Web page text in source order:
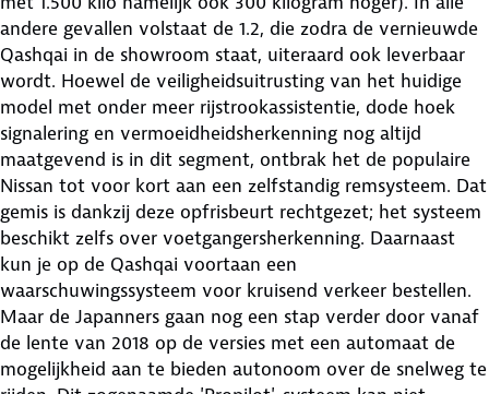
andere gevallen volstaat de 1.2, die zodra de vernieuwde
Qashqai in de showroom staat, uiteraard ook leverbaar
wordt. Hoewel de veiligheidsuitrusting van het huidige
model met onder meer rijstrookassistentie, dode hoek
signalering en vermoeidheidsherkenning nog altijd
maatgevend is in dit segment, ontbrak het de populaire
Nissan tot voor kort aan een zelfstandig remsysteem. Dat
gemis is dankzij deze opfrisbeurt rechtgezet; het systeem
beschikt zelfs over voetgangersherkenning. Daarnaast
kun je op de Qashqai voortaan een
waarschuwingssysteem voor kruisend verkeer bestellen.
Maar de Japanners gaan nog een stap verder door vanaf
de lente van 2018 op de versies met een automaat de
mogelijkheid aan te bieden autonoom over de snelweg te